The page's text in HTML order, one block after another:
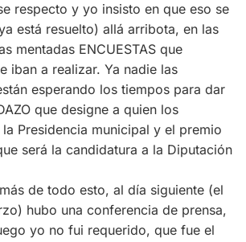
respecto y yo insisto en que eso se
está resuelto) allá arribota, en las
mentadas ENCUESTAS que
iban a realizar. Ya nadie las
esperando los tiempos para dar
que designe a quien los
Presidencia municipal y el premio
será la candidatura a la Diputación
de todo esto, al día siguiente (el
hubo una conferencia de prensa,
yo no fui requerido, que fue el